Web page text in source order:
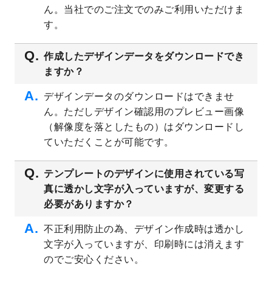
2023/5/9
書類カバー（見積書表紙）のデザインテン
追加しました。
2023/4/20
2023/4/18
セミナー・講演会のチラシデザインテンプ
レートを追加しました。
2023/4/18
スポーツジム・フィットネスクラブのチラ
シデザインテンプレート
2023/3/16
シール・ラベルのデザインテンプレートを
公開いたしました。
2023/3/13
封筒（長3、洋長3、角2）のデザインテンプ
レートを追加しました。
2023/3/13
クリアファイルのデザインテンプレート
追加しました。
2023/3/2
パワーポイント版テンプレートをダウンロ
ん。当社でのご注文でのみご利用いただけま
す。
作成したデザインデータをダウンロードでき
ますか？
デザインデータのダウンロードはできませ
ん。ただしデザイン確認用のプレビュー画像
（解像度を落としたもの）はダウンロードし
ていただくことが可能です。
テンプレートのデザインに使用されている写
真に透かし文字が入っていますが、変更する
必要がありますか？
不正利用防止の為、デザイン作成時は透かし
文字が入っていますが、印刷時には消えます
のでご安心ください。